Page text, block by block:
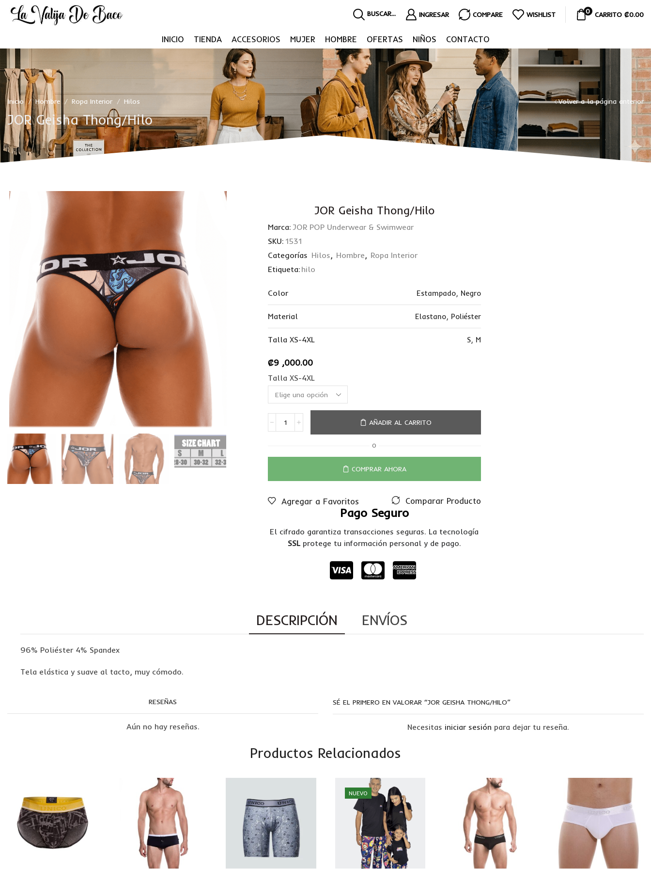
BUSCAR... INGRESAR COMPARE WISHLIST 0 CARRITO ₡0.00
INICIO TIENDA ACCESORIOS MUJER HOMBRE OFERTAS NIÑOS CONTACTO
Inicio / Hombre / Ropa Interior / Hilos
JOR Geisha Thong/Hilo
Volver a la página anterior
JOR Geisha Thong/Hilo
Marca: JOR POP Underwear & Swimwear
SKU: 1531
Categorías Hilos, Hombre, Ropa Interior
Etiqueta: hilo
Color Estampado, Negro
Material Elastano, Poliéster
Talla XS-4XL S, M
₡9 ,000.00
Talla XS-4XL
AÑADIR AL CARRITO
O
COMPRAR AHORA
Agregar a Favoritos Comparar Producto
Pago Seguro
El cifrado garantiza transacciones seguras. La tecnología
SSLprotege tu información personal y de pago.
DESCRIPCIÓN ENVÍOS
96% Poliéster 4% Spandex
Tela elástica y suave al tacto, muy cómodo.
RESEÑAS
Aún no hay reseñas.
SÉ EL PRIMERO EN VALORAR “JOR GEISHA THONG/HILO”
Necesitas iniciar sesión para dejar tu reseña.
Productos Relacionados
NUEVO